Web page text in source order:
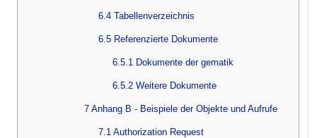
6.4 Tabellenverzeichnis
6.5 Referenzierte Dokumente
6.5.1 Dokumente der gematik
6.5.2 Weitere Dokumente
7 Anhang B - Beispiele der Objekte und Aufrufe
7.1 Authorization Request